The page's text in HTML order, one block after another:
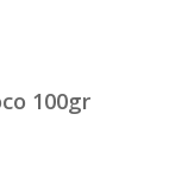
100gr